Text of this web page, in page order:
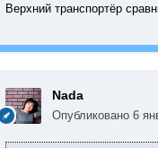
Верхний транспортёр
Nada
Опубликовано 6